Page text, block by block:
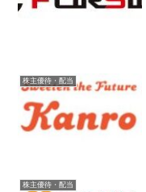
株主優待・配当
株主優待・配当